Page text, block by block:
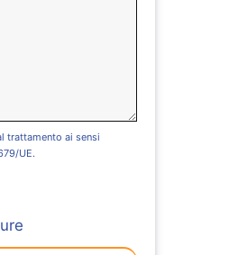
trattamento ai sensi
UE.